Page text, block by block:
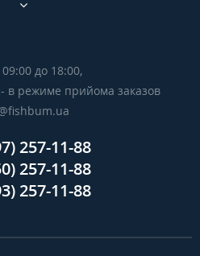
до 18:00,
в режиме прийома заказов
257-11-88
257-11-88
257-11-88